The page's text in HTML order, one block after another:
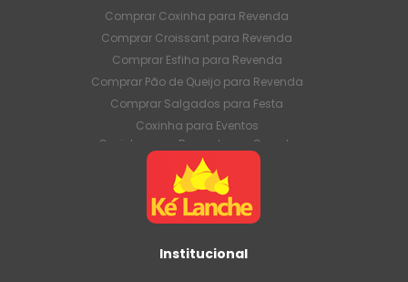
Comprar Coxinha para Revenda
Comprar Croissant para Revenda
Comprar Esfiha para Revenda
Comprar Pão de Queijo para Revenda
Comprar Salgados para Festa
Coxinha para Eventos
Coxinha para Revenda em Grande
Quantidade
Coxinha para Venda Direto da Fábrica
Coxinha para Venda em Atacado
Croissant para Revenda em Grande
Croissant para Venda Direto da Fábrica
Institucional